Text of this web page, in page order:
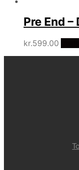
Pre End
kr.599.00